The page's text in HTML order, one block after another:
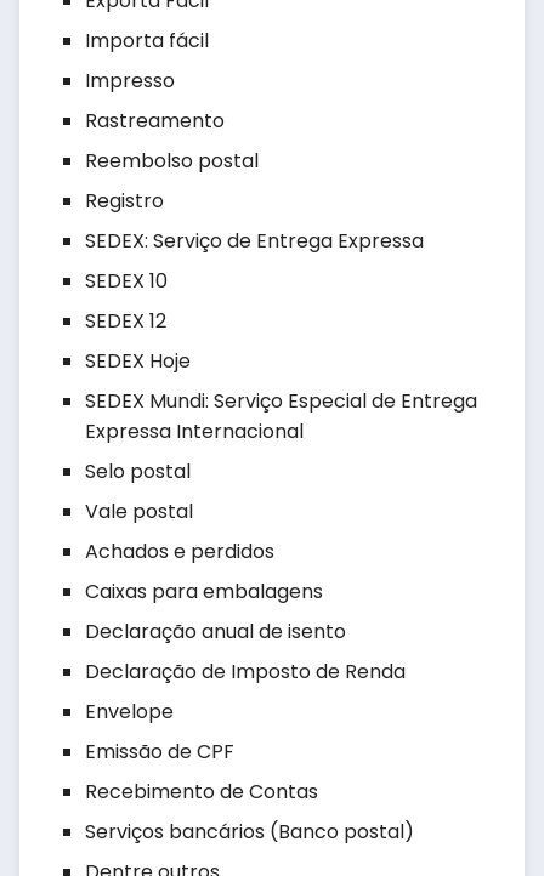
Importa fácil
Impresso
Rastreamento
Reembolso postal
Registro
SEDEX: Serviço de Entrega Expressa
SEDEX 10
SEDEX 12
SEDEX Hoje
SEDEX Mundi: Serviço Especial de Entrega
Expressa Internacional
Selo postal
Vale postal
Achados e perdidos
Caixas para embalagens
Declaração anual de isento
Declaração de Imposto de Renda
Envelope
Emissão de CPF
Recebimento de Contas
Serviços bancários (Banco postal)